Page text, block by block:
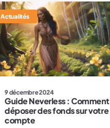
Actualités
9 décembre 2024
Guide Neverless : Comment
déposer des fonds sur votre
compte